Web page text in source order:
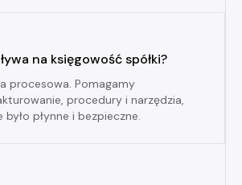
na księgowość spółki?
procesowa. Pomagamy
procedury i narzędzia,
było płynne i bezpieczne.